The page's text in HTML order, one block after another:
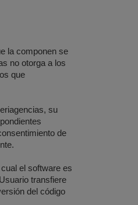
la componen se
no otorga a los
que
su
de
el software es
transfiere
del código